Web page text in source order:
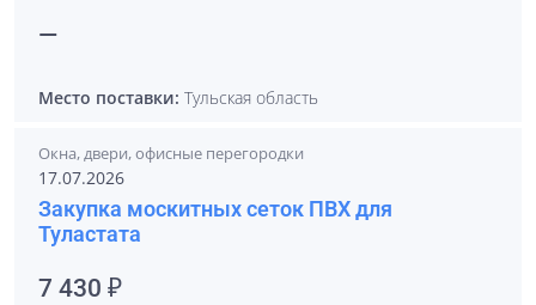
—
Место поставки: Тульская область
Окна, двери, офисные перегородки
17.07.2026
Закупка москитных сеток ПВХ для
Туластата
7 430 ₽